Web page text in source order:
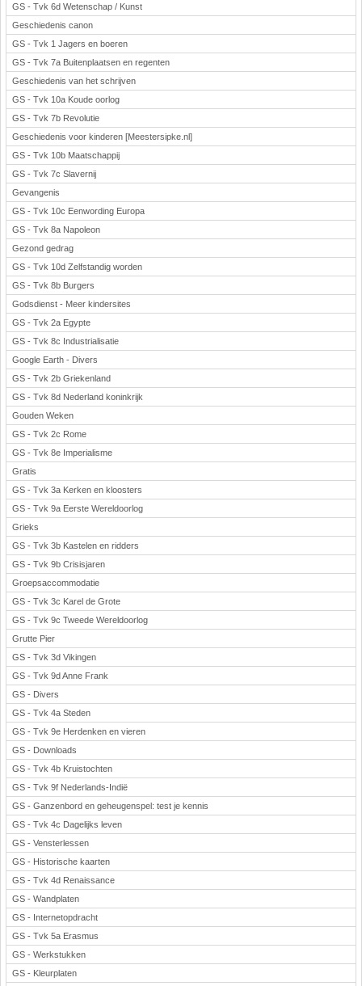
GS - Tvk 6d Wetenschap / Kunst
Geschiedenis canon
GS - Tvk 1 Jagers en boeren
GS - Tvk 7a Buitenplaatsen en regenten
Geschiedenis van het schrijven
GS - Tvk 10a Koude oorlog
GS - Tvk 7b Revolutie
Geschiedenis voor kinderen [Meestersipke.nl]
GS - Tvk 10b Maatschappij
GS - Tvk 7c Slavernij
Gevangenis
GS - Tvk 10c Eenwording Europa
GS - Tvk 8a Napoleon
Gezond gedrag
GS - Tvk 10d Zelfstandig worden
GS - Tvk 8b Burgers
Godsdienst - Meer kindersites
GS - Tvk 2a Egypte
GS - Tvk 8c Industrialisatie
Google Earth - Divers
GS - Tvk 2b Griekenland
GS - Tvk 8d Nederland koninkrijk
Gouden Weken
GS - Tvk 2c Rome
GS - Tvk 8e Imperialisme
Gratis
GS - Tvk 3a Kerken en kloosters
GS - Tvk 9a Eerste Wereldoorlog
Grieks
GS - Tvk 3b Kastelen en ridders
GS - Tvk 9b Crisisjaren
Groepsaccommodatie
GS - Tvk 3c Karel de Grote
GS - Tvk 9c Tweede Wereldoorlog
Grutte Pier
GS - Tvk 3d Vikingen
GS - Tvk 9d Anne Frank
GS - Divers
GS - Tvk 4a Steden
GS - Tvk 9e Herdenken en vieren
GS - Downloads
GS - Tvk 4b Kruistochten
GS - Tvk 9f Nederlands-Indië
GS - Ganzenbord en geheugenspel: test je kennis
GS - Tvk 4c Dagelijks leven
GS - Vensterlessen
GS - Historische kaarten
GS - Tvk 4d Renaissance
GS - Wandplaten
GS - Internetopdracht
GS - Tvk 5a Erasmus
GS - Werkstukken
GS - Kleurplaten